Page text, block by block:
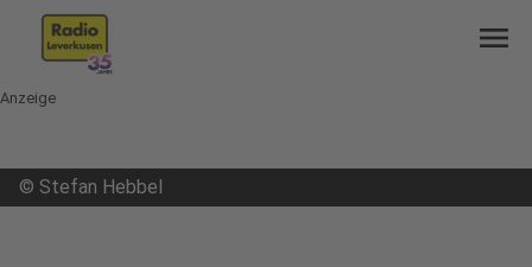
menu
Anzeige
© Stefan Hebbel